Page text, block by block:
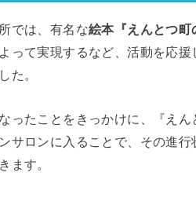
では、有名な絵本『えんとつ町
って実現するなど、活動を応
た。
ったことをきっかけに、『え
サロンに入ることで、その進
ます。